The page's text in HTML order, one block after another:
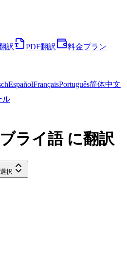
訳 PDF翻訳
料金プラン
EspañolFrançaisPortuguês简体中文
ル
ライ語 に翻訳
択